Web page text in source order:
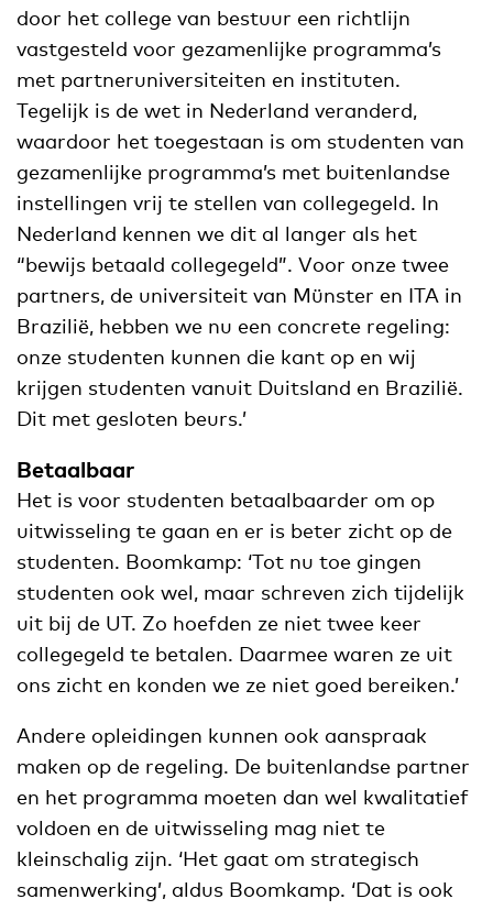
door het college van bestuur een richtlijn
vastgesteld voor gezamenlijke programma’s
met partneruniversiteiten en instituten.
Tegelijk is de wet in Nederland veranderd,
waardoor het toegestaan is om studenten van
gezamenlijke programma’s met buitenlandse
instellingen vrij te stellen van collegegeld. In
Nederland kennen we dit al langer als het
“bewijs betaald collegegeld”. Voor onze twee
partners, de universiteit van Münster en ITA in
Brazilië, hebben we nu een concrete regeling:
onze studenten kunnen die kant op en wij
krijgen studenten vanuit Duitsland en Brazilië.
Dit met gesloten beurs.’
Betaalbaar
Het is voor studenten betaalbaarder om op
uitwisseling te gaan en er is beter zicht op de
studenten. Boomkamp: ‘Tot nu toe gingen
studenten ook wel, maar schreven zich tijdelijk
uit bij de UT. Zo hoefden ze niet twee keer
collegegeld te betalen. Daarmee waren ze uit
ons zicht en konden we ze niet goed bereiken.’
Andere opleidingen kunnen ook aanspraak
maken op de regeling. De buitenlandse partner
en het programma moeten dan wel kwalitatief
voldoen en de uitwisseling mag niet te
kleinschalig zijn. ‘Het gaat om strategisch
samenwerking’, aldus Boomkamp. ‘Dat is ook